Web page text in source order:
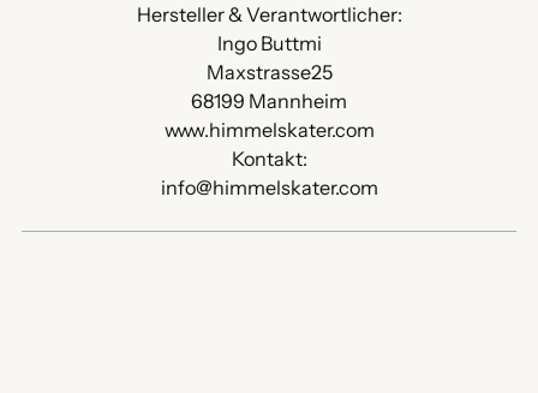
Hersteller & Verantwortlicher:
Ingo Buttmi
Maxstrasse25
68199 Mannheim
www.himmelskater.com
Kontakt:
info@himmelskater.com